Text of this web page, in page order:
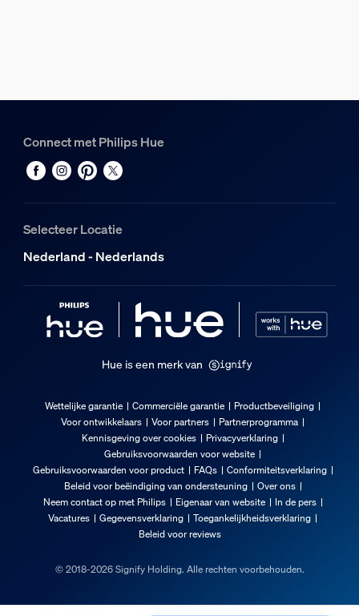
Energie-efficiëntielabel (EEL)
Energieverbruik
11
Afmetingen en gewicht van product
110 mm
Service
Garantie
Technische specificaties
Lichtsterkte in lumen bij 4000 K
Diameter
60 mm
Gewicht
Lamptechnologie
Connect met Philips Hue
Selecteer Locatie
Nederland - Nederlands
Hue is een merk van
Wettelijke garantie Commerciële garantie
Productbeveiliging
Voor ontwikkelaars
Voor partners
Partnerprogramma
Kennisgeving over cookies
Privacyverklaring
Gebruiksvoorwaarden voor website
Gebruiksvoorwaarden voor product
FAQs
Conformiteitsverklaring
Beleid voor beëindiging van ondersteuning
Over ons
Neem contact op met Philips
Eigenaar van website
In de pers
Vacatures
Gegevensverklaring
Toegankelijkheidsverklaring
Beleid voor reviews
© 2018-2026 Signify Holding. Alle rechten voorbehouden.